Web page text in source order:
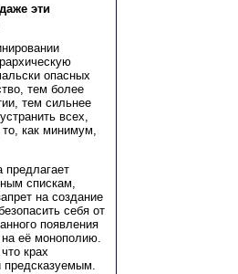
эти
опасных
тем более
тем сильнее
всех,
как минимум,
предлагает
спискам,
на создание
себя от
появления
на её монополию.
крах
предсказуемым.